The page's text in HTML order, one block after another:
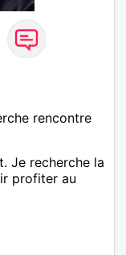
rencontre
Je recherche la
profiter au